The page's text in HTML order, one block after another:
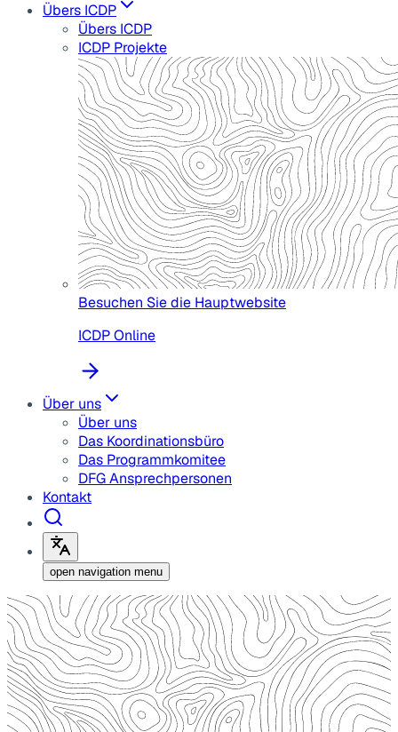
Übers ICDP
Übers ICDP
ICDP Projekte
Besuchen Sie die Hauptwebsite
ICDP Online
Über uns
Über uns
Das Koordinationsbüro
Das Programmkomitee
DFG Ansprechpersonen
Kontakt
open navigation menu